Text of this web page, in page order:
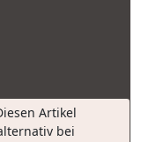
Artikel
bei